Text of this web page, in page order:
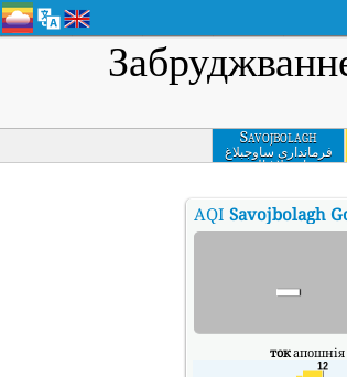
Savojbolagh
Governorate,
Savojbolagh, Alborz
فرمانداری ساوجبلاغ
ساوجبلاغ البرز
AQI Savojbolagh
-
токапошнія